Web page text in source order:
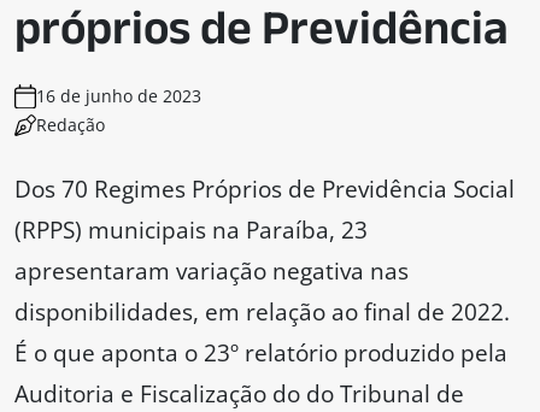
próprios de Previdência
16 de junho de 2023
Redação
Dos 70 Regimes Próprios de Previdência Social
(RPPS) municipais na Paraíba, 23
apresentaram variação negativa nas
disponibilidades, em relação ao final de 2022.
É o que aponta o 23º relatório produzido pela
Auditoria e Fiscalização do do Tribunal de